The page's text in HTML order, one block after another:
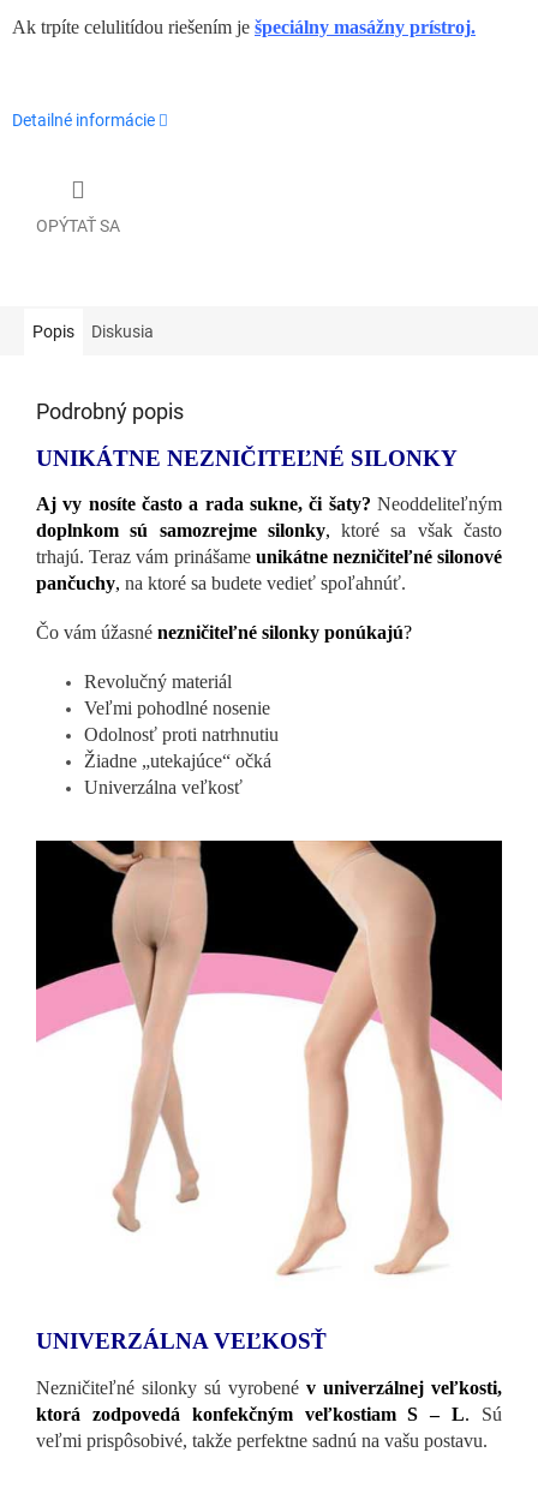
Ak trpíte celulitídou riešením je špeciálny masážny prístroj.
Detailné informácie
OPÝTAŤ SA
Popis Diskusia
Podrobný popis
UNIKÁTNE NEZNIČITEĽNÉ SILONKY
Aj vy nosíte často a rada sukne, či šaty? Neoddeliteľným
doplnkom sú samozrejme silonky, ktoré sa však často
trhajú. Teraz vám prinášame unikátne nezničiteľné silonové
pančuchy, na ktoré sa budete vedieť spoľahnúť.
Čo vám úžasné nezničiteľné silonky ponúkajú?
Revolučný materiál
Veľmi pohodlné nosenie
Odolnosť proti natrhnutiu
Žiadne „utekajúce“ očká
Univerzálna veľkosť
UNIVERZÁLNA VEĽKOSŤ
Nezničiteľné silonky sú vyrobené v univerzálnej veľkosti,
ktorá zodpovedá konfekčným veľkostiam S – L. Sú
veľmi prispôsobivé, takže perfektne sadnú na vašu postavu.